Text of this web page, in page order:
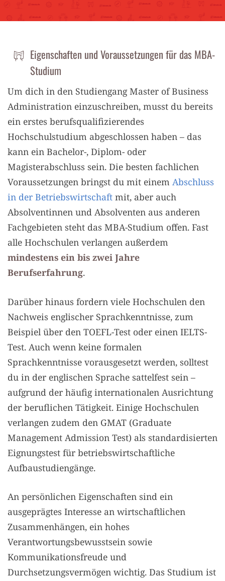
Eigenschaften und Voraussetzungen für das MBA-
Studium
Um dich in den Studiengang Master of Business
Administration einzuschreiben, musst du bereits
ein erstes berufsqualifizierendes
Hochschulstudium abgeschlossen haben – das
kann ein Bachelor-, Diplom- oder
Magisterabschluss sein. Die besten fachlichen
Voraussetzungen bringst du mit einem Abschluss
in der Betriebswirtschaft mit, aber auch
Absolventinnen und Absolventen aus anderen
Fachgebieten steht das MBA-Studium offen. Fast
alle Hochschulen verlangen außerdem
mindestens ein bis zwei Jahre
Berufserfahrung.
Darüber hinaus fordern viele Hochschulen den
Nachweis englischer Sprachkenntnisse, zum
Beispiel über den TOEFL-Test oder einen IELTS-
Test. Auch wenn keine formalen
Sprachkenntnisse vorausgesetzt werden, solltest
du in der englischen Sprache sattelfest sein –
aufgrund der häufig internationalen Ausrichtung
der beruflichen Tätigkeit. Einige Hochschulen
verlangen zudem den GMAT (Graduate
Management Admission Test) als standardisierten
Eignungstest für betriebswirtschaftliche
Aufbaustudiengänge.
An persönlichen Eigenschaften sind ein
ausgeprägtes Interesse an wirtschaftlichen
Zusammenhängen, ein hohes
Verantwortungsbewusstsein sowie
Kommunikationsfreude und
Durchsetzungsvermögen wichtig. Das Studium ist